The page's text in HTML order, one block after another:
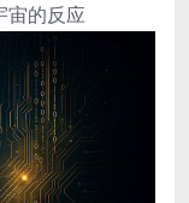
宙的反应